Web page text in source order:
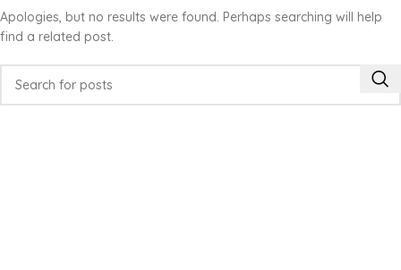
Apologies, but no results were found. Perhaps searching will help
find a related post.